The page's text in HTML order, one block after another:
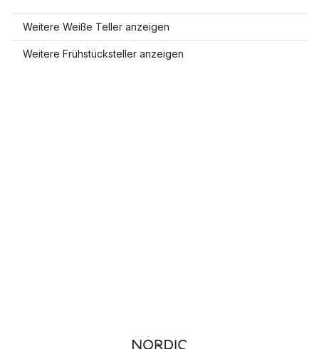
Weitere Weiße Teller anzeigen
Weitere Frühstücksteller anzeigen